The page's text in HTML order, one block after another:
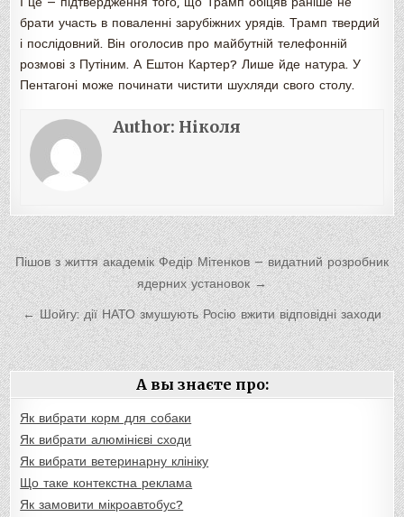
брати участь в поваленні зарубіжних урядів. Трамп твердий
і послідовний. Він оголосив про майбутній телефонній
розмові з Путіним. А Ештон Картер? Лише йде натура. У
Пентагоні може починати чистити шухляди свого столу.
Author: Ніколя
Навигация
по
записям
Пішов з життя академік Федір Мітенков — видатний розробник
ядерних установок →
← Шойгу: дії НАТО змушують Росію вжити відповідні заходи
А вы знаєте про:
Як вибрати корм для собаки
Як вибрати алюмінієві сходи
Як вибрати ветеринарну клініку
Що таке контекстна реклама
Як замовити мікроавтобус?